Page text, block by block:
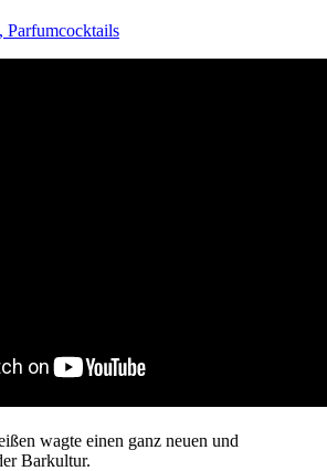
wagte einen ganz neuen und
Barkultur.